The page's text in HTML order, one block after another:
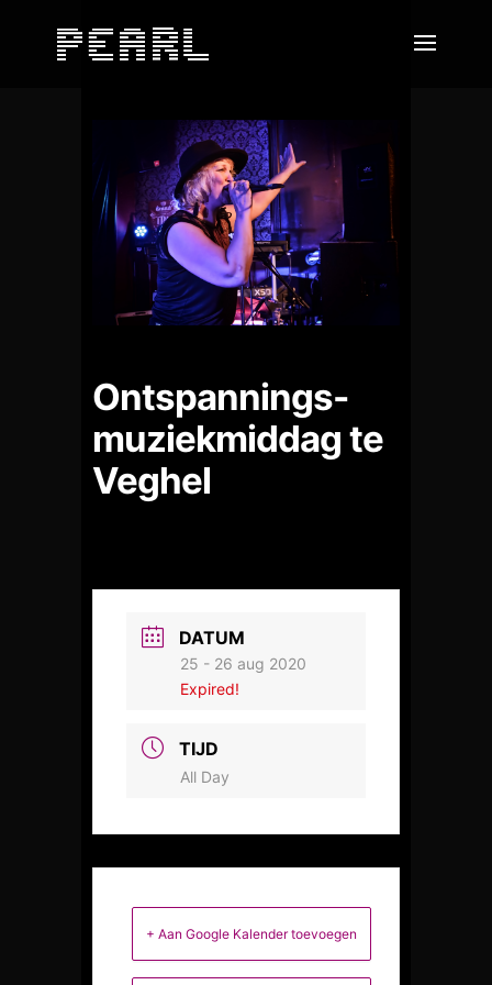
Ontspannings-
muziekmiddag te
Veghel
DATUM
25 - 26 aug 2020
Expired!
TIJD
All Day
+ Aan Google Kalender toevoegen